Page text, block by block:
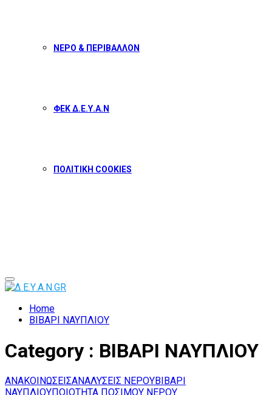
ΝΕΡΟ & ΠΕΡΙΒΑΛΛΟΝ
ΦΕΚ Δ.Ε.Υ.Α.Ν
ΠΟΛΙΤΙΚΗ COOKIES
Primary
Menu
Home
ΒΙΒΑΡΙ ΝΑΥΠΛΙΟΥ
Category : ΒΙΒΑΡΙ ΝΑΥΠΛΙΟΥ
ΑΝΑΚΟΙΝΩΣΕΙΣΑΝΑΛΥΣΕΙΣ ΝΕΡΟΥΒΙΒΑΡΙ
ΝΑΥΠΛΙΟΥΠΟΙΟΤΗΤΑ ΠΟΣΙΜΟΥ ΝΕΡΟΥ